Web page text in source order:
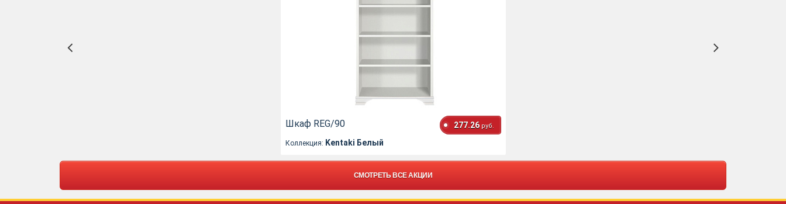
Шкаф REG/90 277.26 руб.
Коллекция: Kentaki Белый
СМОТРЕТЬ ВСЕ АКЦИИ